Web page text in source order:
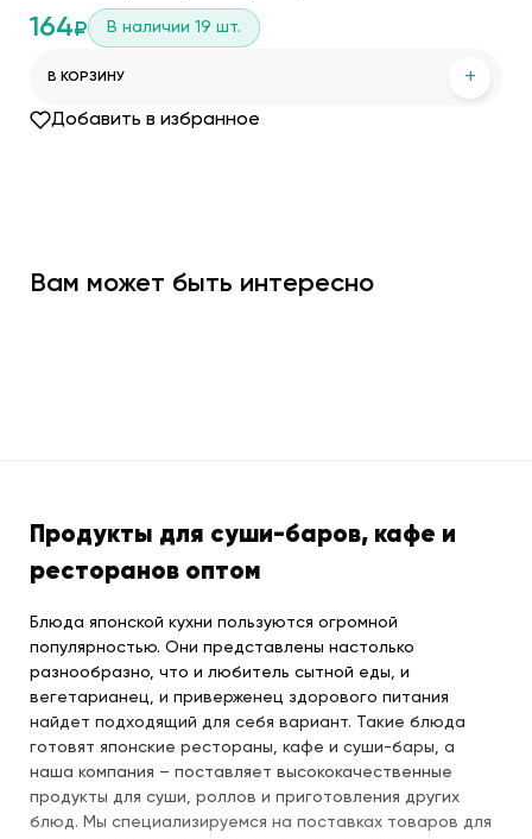
164₽ В наличии 19 шт.
В КОРЗИНУ +
Добавить в избранное
Вам может быть интересно
Продукты для суши-баров, кафе и
ресторанов оптом
Блюда японской кухни пользуются огромной
популярностью. Они представлены настолько
разнообразно, что и любитель сытной еды, и
вегетарианец, и приверженец здорового питания
найдет подходящий для себя вариант. Такие блюда
готовят японские рестораны, кафе и суши-бары, а
наша компания – поставляет высококачественные
продукты для суши, роллов и приготовления других
блюд. Мы специализируемся на поставках товаров для